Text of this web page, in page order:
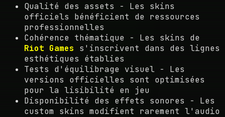
Qualité des assets - Les skins
officiels bénéficient de ressources
professionnelles
Cohérence thématique - Les skins de
Riot Games s'inscrivent dans des lignes
esthétiques établies
Tests d'équilibrage visuel - Les
versions officielles sont optimisées
pour la lisibilité en jeu
Disponibilité des effets sonores - Les
custom skins modifient rarement l'audio